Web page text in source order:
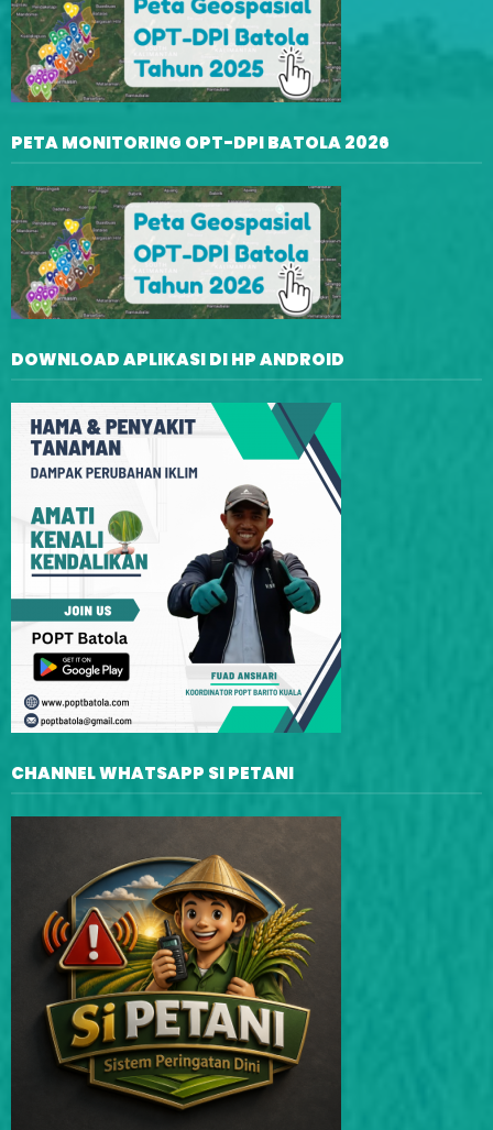
PETA MONITORING OPT-DPI BATOLA 2026
DOWNLOAD APLIKASI DI HP ANDROID
CHANNEL WHATSAPP SI PETANI